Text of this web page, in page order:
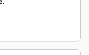
y garantiza la
en la cabina.
sin conductos